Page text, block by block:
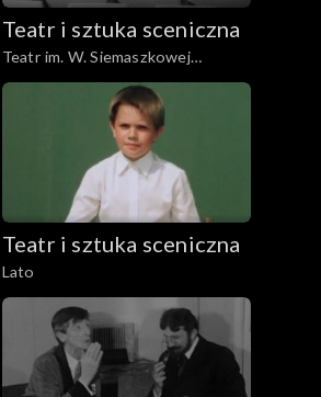
Teatr i sztuka sceniczna
Teatr im. W. Siemaszkowej
Rzeszów
Teatr i sztuka sceniczna
Lato